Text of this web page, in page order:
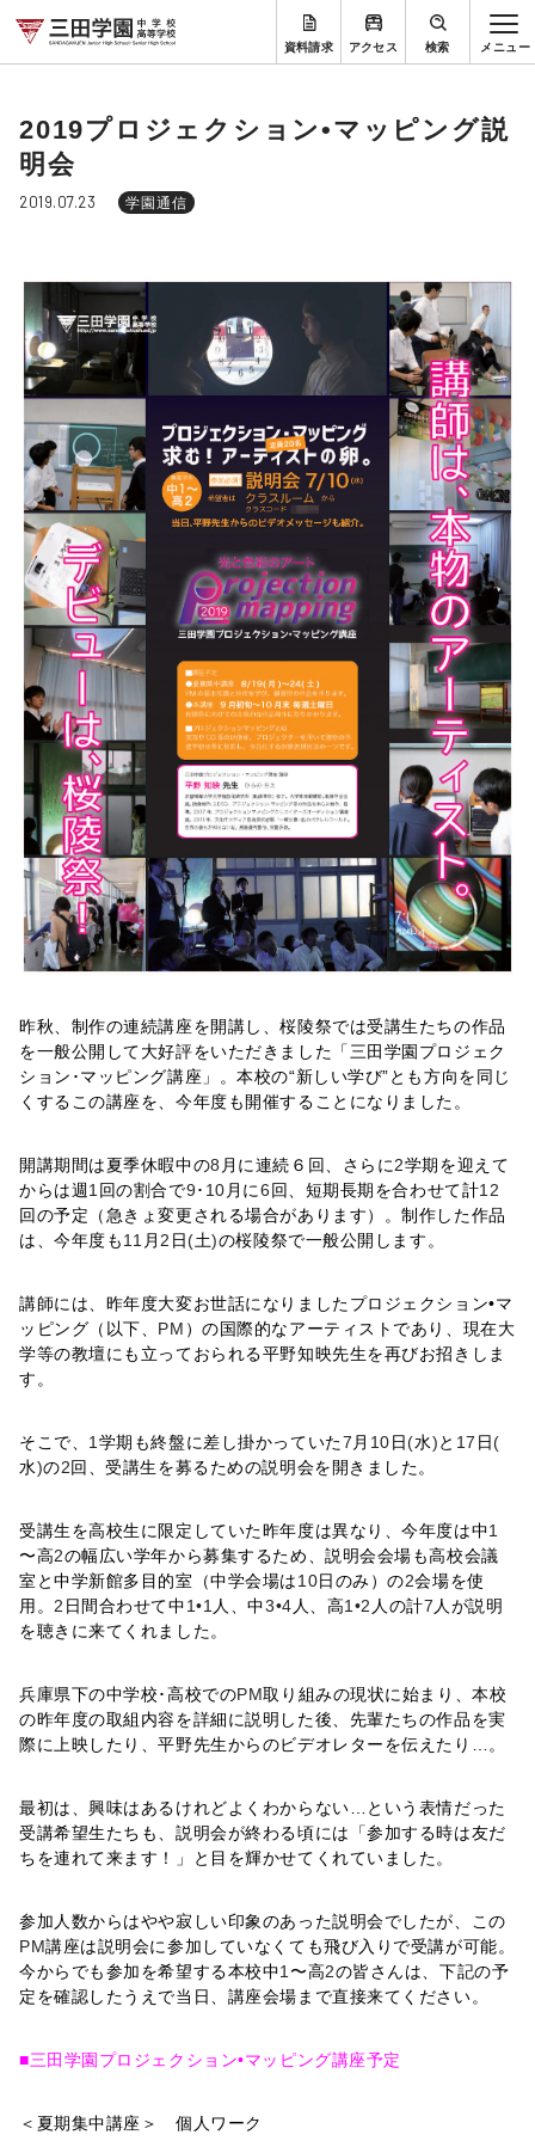
資料請求 アクセス 検索
2019プロジェクション•マッピング説
明会
2019.07.23 学園通信
昨秋、制作の連続講座を開講し、桜陵祭では受講生たちの作品
を一般公開して大好評をいただきました「三田学園プロジェク
ション･マッピング講座」。本校の“新しい学び”とも方向を同じ
くするこの講座を、今年度も開催することになりました。
開講期間は夏季休暇中の8 月に連続６回、さらに2学期を迎えて
からは週 1 回の割合で9･ 10 月に6回、短期長期を合わせて計12
回の予定（急きょ変更される場合があります）。制作した作品
は、今年度も11 月 2 日(土)の桜陵祭で一般公開します。
講師には、昨年度大変お世話になりましたプロジェクション•マ
ッピング（以下、 PM ）の国際的なアーティストであり、現在大
学等の教壇にも立っておられる平野知映先生を再びお招きしま
す。
そこで、 1 学期も終盤に差し掛かっていた7 月 10日(水)と 17 日(
水)の2回、受講生を募るための説明会を開きました。
受講生を高校生に限定していた昨年度は異なり、今年度は中1
〜高2の幅広い学年から募集するため、説明会会場も高校会議
室と中学新館多目的室（中学会場は10日のみ）の2会場を使
用。 2 日間合わせて中1•1 人、中3•4 人、高1•2 人の計7 人が説明
を聴きに来てくれました。
兵庫県下の中学校･高校でのPM取り組みの現状に始まり、本校
の昨年度の取組内容を詳細に説明した後、先輩たちの作品を実
際に上映したり、平野先生からのビデオレターを伝えたり…。
最初は、興味はあるけれどよくわからない…という表情だった
受講希望生たちも、説明会が終わる頃には「参加する時は友だ
ちを連れて来ます！」と目を輝かせてくれていました。
参加人数からはやや寂しい印象のあった説明会でしたが、この
PM講座は説明会に参加していなくても飛び入りで受講が可能。
今からでも参加を希望する本校中1 〜高2の皆さんは、下記の予
定を確認したうえで当日、講座会場まで直接来てください。
■三田学園プロジェクション•マッピング講座予定
＜夏期集中講座＞ 個人ワーク